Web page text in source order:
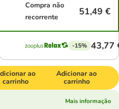
Compra não
recorrente
51,49 €
-15% 43,77
ao
carrinho
Adicionar ao
carrinho
Mais informação